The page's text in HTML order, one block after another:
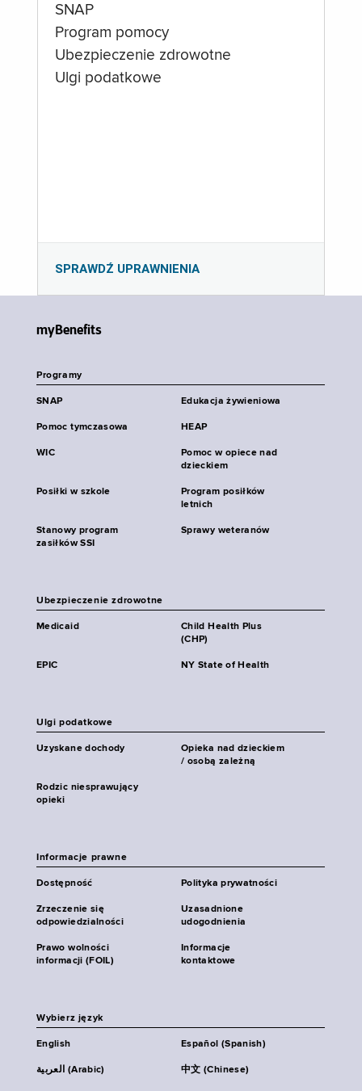
SNAP
Program pomocy
Ubezpieczenie zdrowotne
Ulgi podatkowe
SPRAWDŹ UPRAWNIENIA
myBenefits
Programy
SNAP Edukacja żywieniowa
Pomoc tymczasowa HEAP
WIC
Pomoc w opiece nad
dzieckiem
Posiłki w szkole
Program posiłków
letnich
Stanowy program
zasiłków SSI
Sprawy weteranów
Ubezpieczenie zdrowotne
Medicaid
Child Health Plus
(CHP)
EPIC NY State of Health
Ulgi podatkowe
Uzyskane dochody
Opieka nad dzieckiem
/ osobą zależną
Rodzic niesprawujący
opieki
Informacje prawne
Dostępność Polityka prywatności
Zrzeczenie się
odpowiedzialności
Uzasadnione
udogodnienia
Prawo wolności
informacji (FOIL)
Informacje
kontaktowe
Wybierz język
English Español (Spanish)
العربية (Arabic) 中文 (Chinese)